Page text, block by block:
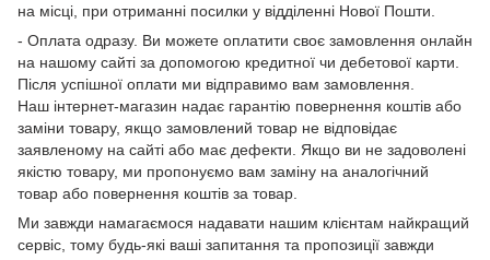
на місці, при отриманні посилки у відділенні Нової Пошти.
- Оплата одразу. Ви можете оплатити своє замовлення онлайн
на нашому сайті за допомогою кредитної чи дебетової карти.
Після успішної оплати ми відправимо вам замовлення.
Наш інтернет-магазин надає гарантію повернення коштів або
заміни товару, якщо замовлений товар не відповідає
заявленому на сайті або має дефекти. Якщо ви не задоволені
якістю товару, ми пропонуємо вам заміну на аналогічний
товар або повернення коштів за товар.
Ми завжди намагаємося надавати нашим клієнтам найкращий
сервіс, тому будь-які ваші запитання та пропозиції завжди